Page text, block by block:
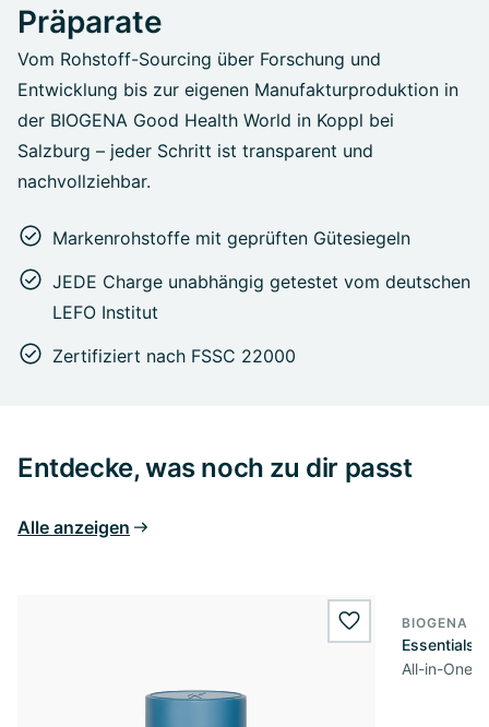
Präparate
Vom Rohstoff-Sourcing über Forschung und
Entwicklung bis zur eigenen Manufakturproduktion in
der BIOGENA Good Health World in Koppl bei
Salzburg – jeder Schritt ist transparent und
nachvollziehbar.
Markenrohstoffe mit geprüften Gütesiegeln
JEDE Charge unabhängig getestet vom deutschen
LEFO Institut
Zertifiziert nach FSSC 22000
Entdecke, was noch zu dir passt
Alle anzeigen
wishlist.add
BIOGENA
Essentials
All-in-One